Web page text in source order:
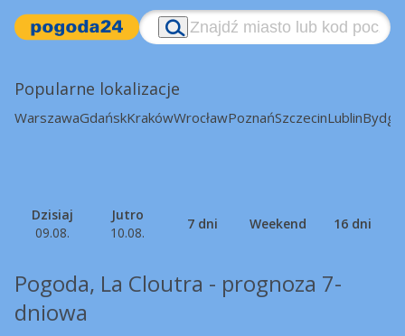
Popularne lokalizacje
WarszawaGdańskKrakówWrocławPoznańSzczecinLublin
Dzisiaj
09.08.
Jutro
10.08.
7 dni Weekend 16 dni
Pogoda, La Cloutra - prognoza 7-
dniowa